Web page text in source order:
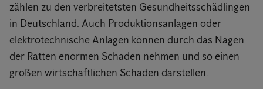
zählen zu den verbreitetsten Gesundheitsschädlingen
in Deutschland. Auch Produktionsanlagen oder
elektrotechnische Anlagen können durch das Nagen
der Ratten enormen Schaden nehmen und so einen
großen wirtschaftlichen Schaden darstellen.